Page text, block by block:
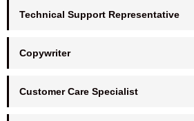
Technical Support Representative
Copywriter
Customer Care Specialist